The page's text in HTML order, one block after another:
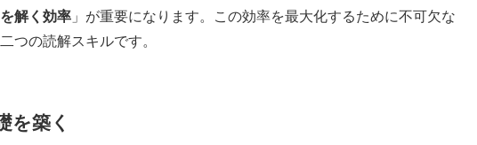
解く効率 」が重要になります。この効率を最大化するために不可欠な
つの読解スキルです。
を築く